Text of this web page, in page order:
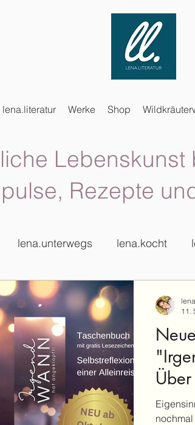
lena.literatur Werke Shop
Lebenskunst
Rezepte
lena.unterwegs lena.kocht
11.